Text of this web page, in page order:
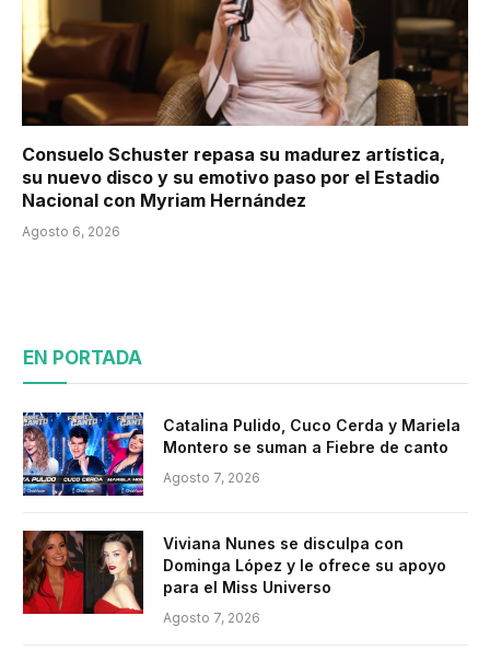
Consuelo Schuster repasa su madurez artística,
su nuevo disco y su emotivo paso por el Estadio
Nacional con Myriam Hernández
Agosto 6, 2026
EN PORTADA
Catalina Pulido, Cuco Cerda y Mariela
Montero se suman a Fiebre de canto
Agosto 7, 2026
Viviana Nunes se disculpa con
Dominga López y le ofrece su apoyo
para el Miss Universo
Agosto 7, 2026